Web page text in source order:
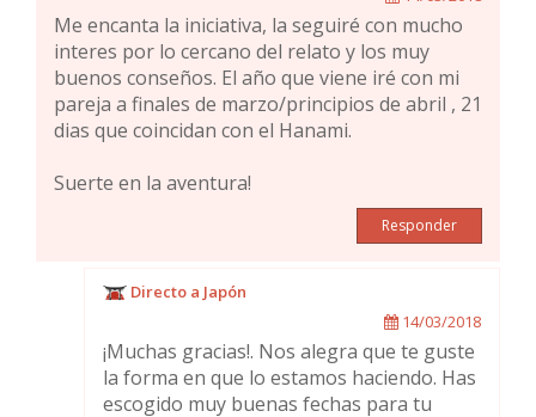
Me encanta la iniciativa, la seguiré con mucho
interes por lo cercano del relato y los muy
buenos conseños. El año que viene iré con mi
pareja a finales de marzo/principios de abril , 21
dias que coincidan con el Hanami.
Suerte en la aventura!
Responder
Directo a Japón
14/03/2018
¡Muchas gracias!. Nos alegra que te guste
la forma en que lo estamos haciendo. Has
escogido muy buenas fechas para tu